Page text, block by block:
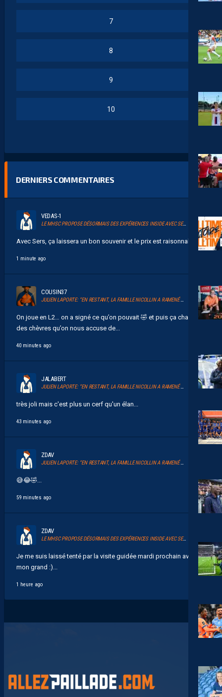
7
8
9
10
DERNIERS COMMENTAIRES
VEDAS-1
LE MHSC PROPOSE DÉSORMAIS DES EXPÉRIENCES INSIDE AVEC SERSOU
Avec Sers, ça laissera un bon souvenir et le prix est raisonnable....
1 minute ago
COUSIN37
JULIEN LAPORTE: “EN RESTANT, LA FAMILLE NICOLLIN A RAMENÉ UN ÉLAN AU CLUB.”
On joue en L2… on a signé ce qu’on pouvait 🤣 et puis ça change
des chèvres qu’on nous accuse de...
40 minutes ago
JALABERT
JULIEN LAPORTE: “EN RESTANT, LA FAMILLE NICOLLIN A RAMENÉ UN ÉLAN AU CLUB.”
très joli mais c'est plus un cerf qu'un élan...
43 minutes ago
ZDAV
JULIEN LAPORTE: “EN RESTANT, LA FAMILLE NICOLLIN A RAMENÉ UN ÉLAN AU CLUB.”
😅😂🤣...
59 minutes ago
ZDAV
LE MHSC PROPOSE DÉSORMAIS DES EXPÉRIENCES INSIDE AVEC SERSOU
Je me suis laissé tenté par la visite guidée mardi prochain avec
mon grand :)...
1 heure ago